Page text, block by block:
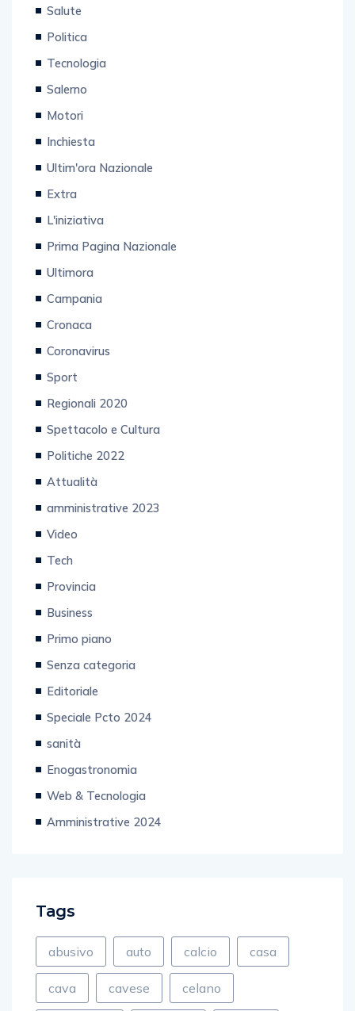
Salute
Politica
Tecnologia
Salerno
Motori
Inchiesta
Ultim'ora Nazionale
Extra
L'iniziativa
Prima Pagina Nazionale
Ultimora
Campania
Cronaca
Coronavirus
Sport
Regionali 2020
Spettacolo e Cultura
Politiche 2022
Attualità
amministrative 2023
Video
Tech
Provincia
Business
Primo piano
Senza categoria
Editoriale
Speciale Pcto 2024
sanità
Enogastronomia
Web & Tecnologia
Amministrative 2024
Tags
abusivo auto calcio casa
cava cavese celano